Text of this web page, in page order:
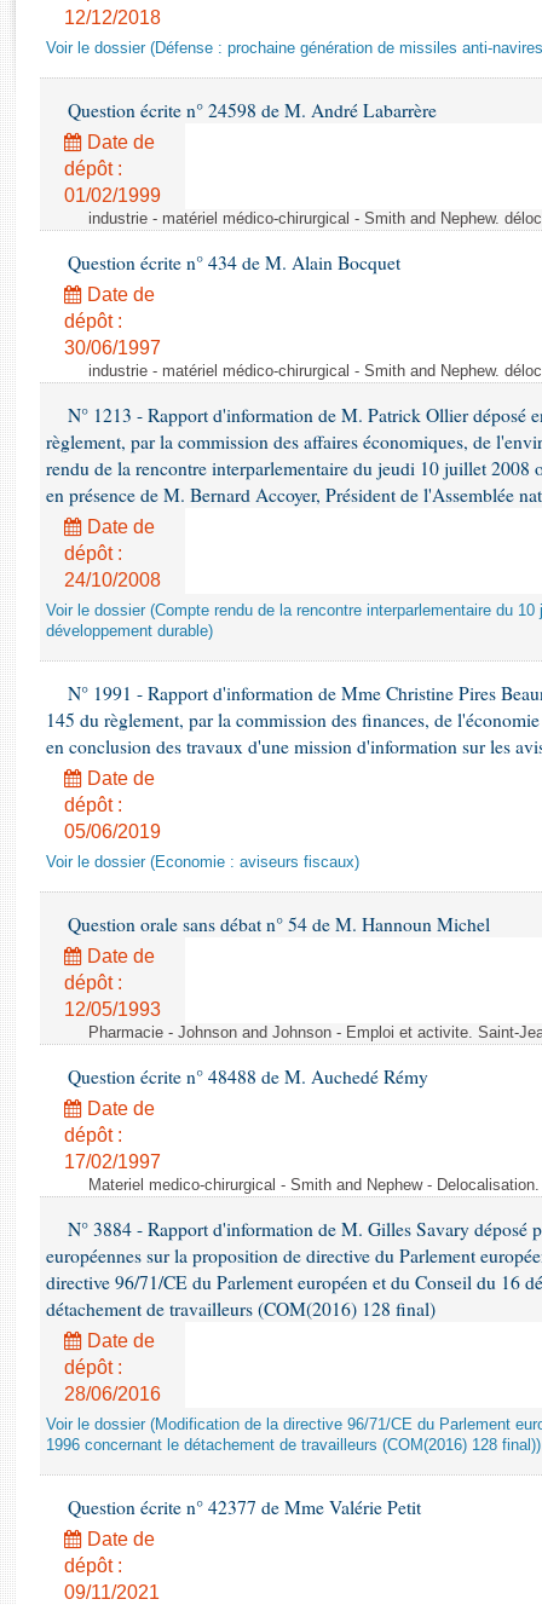
Rapports d'enquête
Dossiers législatifs
Budget et sécurité sociale
Questions écrites et orales
Comptes rendus des débats
12/12/2018
Voir le dossier (Défense : prochaine génération de missiles anti-
Question écrite n° 24598 de M. André Labarrère
Date de
dépôt :
01/02/1999
industrie - matériel médico-chirurgical - Smith and Nephew.
Question écrite n° 434 de M. Alain Bocquet
Date de
dépôt :
30/06/1997
industrie - matériel médico-chirurgical - Smith and Nephew.
N° 1213 - Rapport d'information de M. Patrick Ollier déposé
règlement, par la commission des affaires économiques, de
rendu de la rencontre interparlementaire du jeudi 10 juillet 2008
en présence de M. Bernard Accoyer, Président de l'Assemblée
Date de
dépôt :
24/10/2008
Voir le dossier (Compte rendu de la rencontre interparlementaire du
développement durable)
N° 1991 - Rapport d'information de Mme Christine Pires
145 du règlement, par la commission des finances, de
en conclusion des travaux d'une mission d'information sur les
Date de
dépôt :
05/06/2019
Voir le dossier (Economie : aviseurs fiscaux)
Question orale sans débat n° 54 de M. Hannoun Michel
Date de
dépôt :
12/05/1993
Pharmacie - Johnson and Johnson - Emploi et activite. Saint-
Question écrite n° 48488 de M. Auchedé Rémy
Date de
dépôt :
17/02/1997
Materiel medico-chirurgical - Smith and Nephew -
N° 3884 - Rapport d'information de M. Gilles Savary déposé
européennes sur la proposition de directive du Parlement
directive 96/71/CE du Parlement européen et du Conseil du 16
détachement de travailleurs (COM(2016) 128 final)
Date de
dépôt :
28/06/2016
Voir le dossier (Modification de la directive 96/71/CE du Parlement
1996 concernant le détachement de travailleurs (COM(2016) 128 final))
Question écrite n° 42377 de Mme Valérie Petit
Date de
dépôt :
09/11/2021